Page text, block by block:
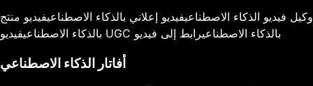
وكيل فيديو الذكاء الاصطناعيفيديو إعلاني بالذكاء الاصطناعيفيديو منتج
بالذكاء الاصطناعي
فيديو UGC بالذكاء الاصطناعيرابط إلى فيديو
أفاتار الذكاء الاصطناعي